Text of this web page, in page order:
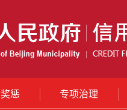
惩 专项治理